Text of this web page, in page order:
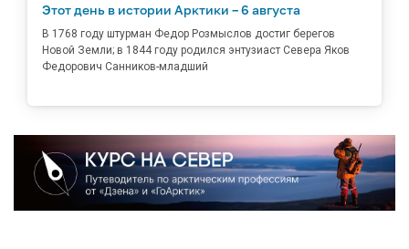
Этот день в истории Арктики – 6 августа
В 1768 году штурман Федор Розмыслов достиг берегов
Новой Земли; в 1844 году родился энтузиаст Севера Яков
Федорович Санников-младший